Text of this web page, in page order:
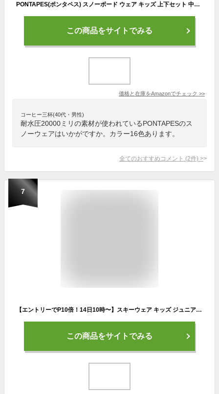
PONTAPES(ポンタペス) スノーボード ウェア キッズ 上下セット 中綿多め 全16色 サイズ調節可能 PONJR-108 PJW-04(2LN-272*M-837) 150サイズ スノーウェア スノボウェア スキーウェア ウエア 子供用 ジュニア 男の子用 女の子用
この商品をサイトでみる
価格と在庫をAmazonでチェック >>
コーヒー三杯(40代・男性)
耐水圧20000ミリの素材が使われているPONTAPESのス
ノーウェアはいかがですか。カラー16色あります。
全てのおすすめコメント (2件) >
7
【エントリーでP10倍！14日10時〜】スキーウェア キッズ ジュニア 上下セット スノーウェア スノーボードウェア ジャケット パンツ NNOUM ノアム 73J 子供用 男の子 女の子 フード付き 120 130 140 150 160 サイズ調整 耐水圧10000mm おしゃれ 人気 スノボ
この商品をサイトでみる